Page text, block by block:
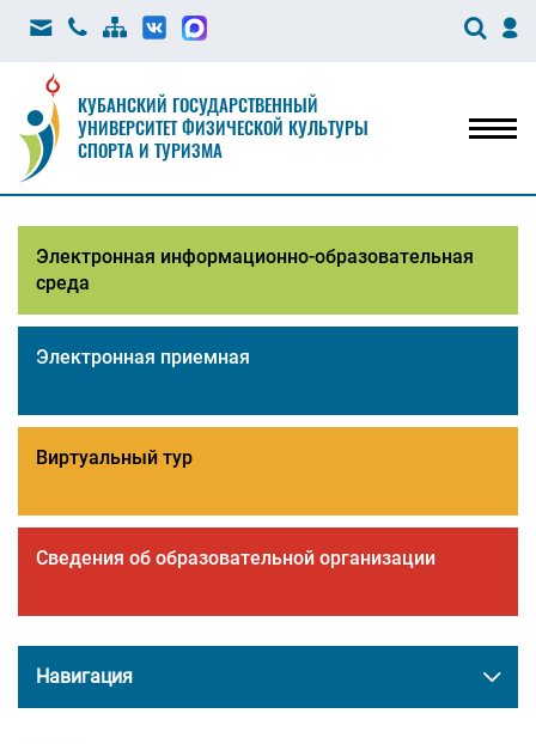
КУБАНСКИЙ ГОСУДАРСТВЕННЫЙ
УНИВЕРСИТЕТ ФИЗИЧЕСКОЙ КУЛЬТУРЫ
СПОРТА И ТУРИЗМА
Электронная информационно-образовательная
среда
Электронная приемная
Виртуальный тур
Сведения об образовательной организации
Навигация